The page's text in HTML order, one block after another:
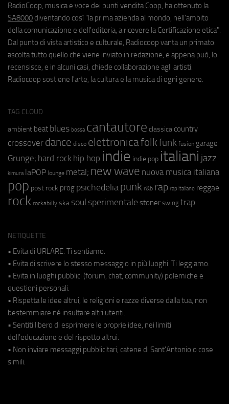
RadioCoop, musica e voce dei punti vendita Coop, ha ottenuto la
SA8000 diventando così "la prima azienda al mondo, nell'ambito
della comunicazione e dell'editoria, a ricevere la Certificazione etica".
Dal punto di vista artistico e culturale, Radiocoop vanta un primato:
ascolta tutto quello che viene inviato in redazione, e appena può, lo
recensisce, e in alcuni casi, chiede collaborazione agli artisti.
Radiocoop sostiene l'arte, la cultura e la musica di ogni genere.
TAG CLOUD
ambient beat blues bossa cantautore classica country
crossover dance disco elettronicafolkfunk fusion garage
Grunge; hard rock hip hop indie indie pop italiani jazz
kimura laPOP lounge metal; new wave nuova musica italiana
pop post rock prog psichedeliapunk r&b rap rap italiano reggae
rock rockabilly ska soul sperimentale stoner swing trap
NETIQUETTE
• Evita di URLARE. Ti sentiamo.
• Evita di scrivere lo stesso messaggio in più luoghi. Ti leggiamo.
• Evita in luoghi pubblici (forum, chat, community) polemiche e
questioni personali.
• Rispetta le idee altrui, le religioni e razze diverse dalla tua, non
bestemmiare né insultare altri utenti.
• Sentiti libero di esprimere le proprie idee, nei limiti
dell'educazione e del rispetto altrui.
• Non inviare messaggi pubblicitari, catene di Sant'Antonio o cose
simili.